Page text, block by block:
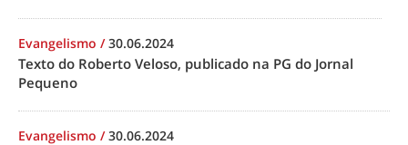
Evangelismo /30.06.2024
Texto do Roberto Veloso, publicado na PG do Jornal
Pequeno
Evangelismo /30.06.2024